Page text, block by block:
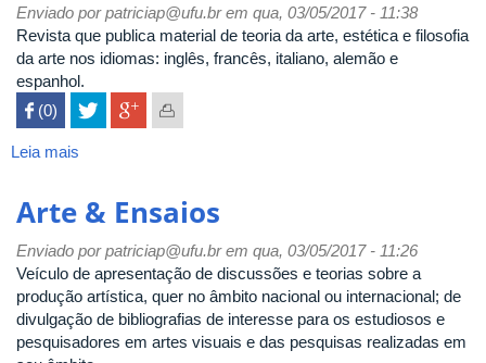
Enviado porpatriciap@ufu.brem qua, 03/05/2017 - 11:38
Revista que publica material de teoria da arte, estética e filosofia
da arte nos idiomas: inglês, francês, italiano, alemão e
espanhol.
 (0)
Leia mais
Arte & Ensaios
Enviado porpatriciap@ufu.brem qua, 03/05/2017 - 11:26
Veículo de apresentação de discussões e teorias sobre a
produção artística, quer no âmbito nacional ou internacional; de
divulgação de bibliografias de interesse para os estudiosos e
pesquisadores em artes visuais e das pesquisas realizadas em